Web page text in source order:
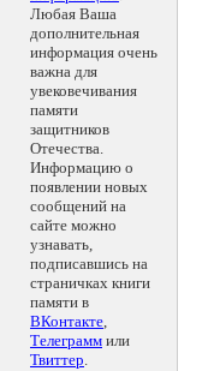
Любая Ваша
дополнительная
информация очень
важна для
увековечивания
памяти
защитников
Отечества.
Информацию о
появлении новых
сообщений на
сайте можно
узнавать,
подписавшись на
страничках книги
памяти в
ВКонтакте,
Телеграмм или
Твиттер.